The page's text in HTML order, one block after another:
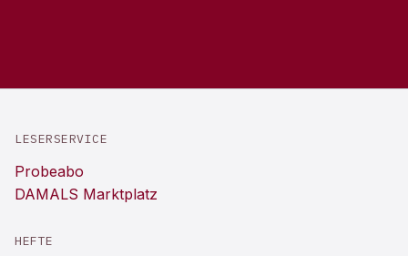
LESERSERVICE
Probeabo
DAMALS Marktplatz
HEFTE